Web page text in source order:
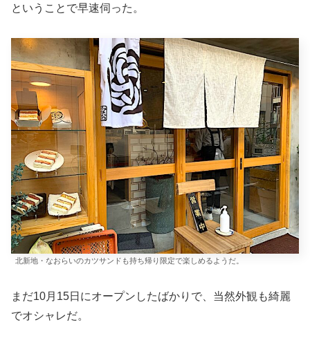
ということで早速伺った。
北新地・なおらいのカツサンドも持ち帰り限定で楽しめるようだ。
まだ10月15日にオープンしたばかりで、当然外観も綺麗
でオシャレだ。